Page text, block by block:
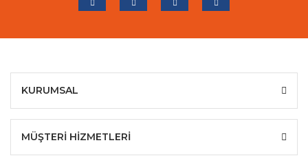
KURUMSAL
MÜŞTERİ HİZMETLERİ